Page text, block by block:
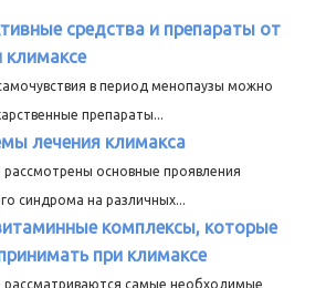
средства и препараты от
климаксе
в период менопаузы можно
препараты...
лечения климакса
основные проявления
синдрома на различных...
комплексы, которые
при климаксе
рассматриваются самые необходимые